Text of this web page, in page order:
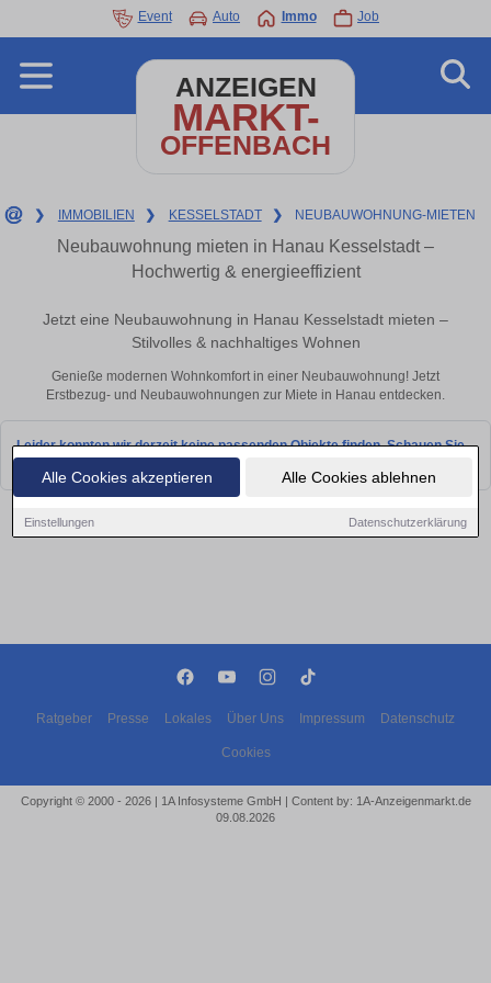
Alle Cookies akzeptieren Alle Cookies ablehnen
Einstellungen Datenschutzerklärung
Event Auto Immo Job
ANZEIGEN
MARKT-
OFFENBACH
❯ IMMOBILIEN ❯ KESSELSTADT ❯ NEUBAUWOHNUNG-MIETEN
Neubauwohnung mieten in Hanau Kesselstadt –
Hochwertig & energieeffizient
Jetzt eine Neubauwohnung in Hanau Kesselstadt mieten –
Stilvolles & nachhaltiges Wohnen
Genieße modernen Wohnkomfort in einer Neubauwohnung! Jetzt
Erstbezug- und Neubauwohnungen zur Miete in Hanau entdecken.
Leider konnten wir derzeit keine passenden Objekte finden. Schauen Sie
Ratgeber Presse Lokales Über Uns Impressum Datenschutz
Cookies
Copyright © 2000 - 2026 | 1A Infosysteme GmbH | Content by: 1A-Anzeigenmarkt.de
09.08.2026